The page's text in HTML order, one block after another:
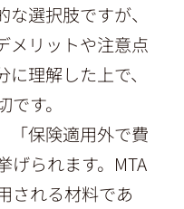
選択肢ですが、
メリットや注意点
理解した上で、
す。
「保険適用外で費
げられます。MTA
される材料であ